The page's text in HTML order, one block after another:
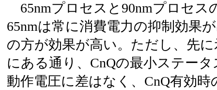
65nmプロセスと90nmプロセス
65nmは常に消費電力の抑制効果
の方が効果が高い。ただし、先
にある通り、CnQの最小ステー
動作電圧に差はなく、CnQ有効